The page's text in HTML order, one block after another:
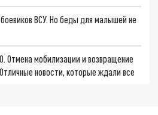
ВСУ. Но беды для малышей не
Отмена мобилизации и возвращение
новости, которые ждали все